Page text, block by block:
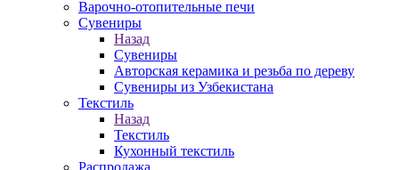
Варочно-отопительные печи
Сувениры
Назад
Сувениры
Авторская керамика и резьба по дереву
Сувениры из Узбекистана
Текстиль
Назад
Текстиль
Кухонный текстиль
Распродажа